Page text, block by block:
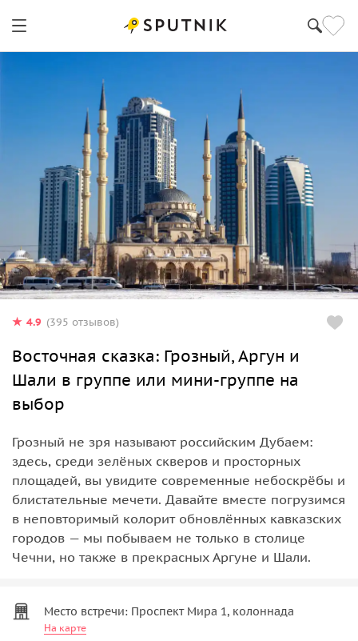
4.9 (395 отзывов)
Восточная сказка: Грозный, Аргун и
Шали в группе или мини-группе на
выбор
Грозный не зря называют российским Дубаем:
здесь, среди зелёных скверов и просторных
площадей, вы увидите современные небоскрёбы и
блистательные мечети. Давайте вместе погрузимся
в неповторимый колорит обновлённых кавказских
городов — мы побываем не только в столице
Чечни, но также в прекрасных Аргуне и Шали.
Место встречи: Проспект Мира 1, колоннада
На карте